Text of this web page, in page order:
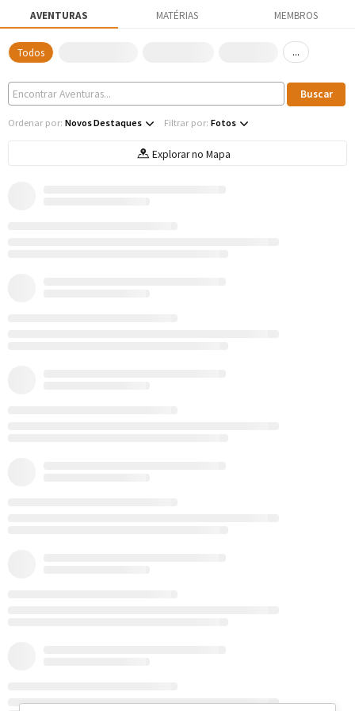
AVENTURAS MATÉRIAS MEMBROS
Todos ...
Ordenar por: Novos Destaques Filtrar por: Fotos
Explorar no Mapa